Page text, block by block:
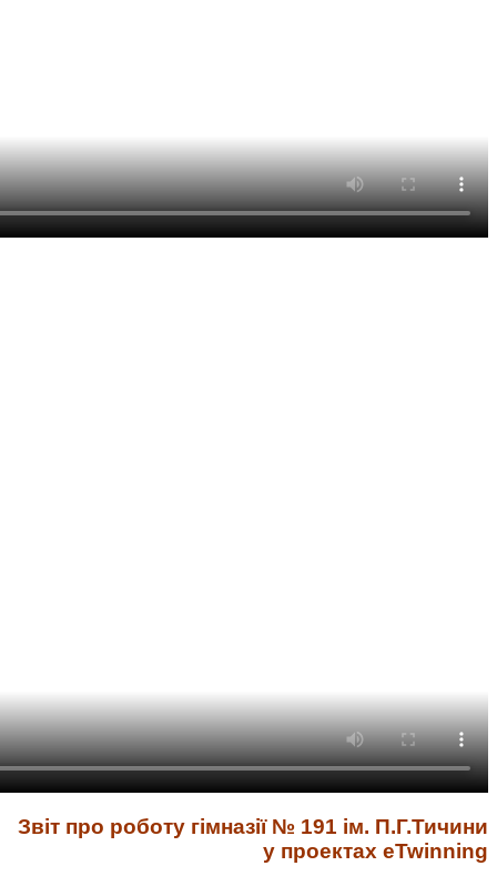
Звіт про роботу гімназії № 191 ім. П.Г.Тичини
у проектах eTwinning